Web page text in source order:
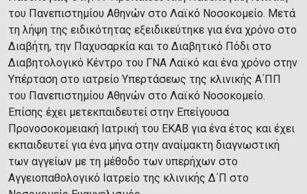
του Πανεπιστημίου Αθηνών στο Λαϊκό Νοσοκομείο. Μετά
τη λήψη της ειδικότητας εξειδικεύτηκε για ένα χρόνο στο
Διαβήτη, την Παχυσαρκία και το Διαβητικό Πόδι στο
Διαβητολογικό Κέντρο του ΓΝΑ Λαϊκό και ένα χρόνο στην
Υπέρταση στο ιατρείο Υπερτάσεως της κλινικής Α΄ΠΠ
του Πανεπιστημίου Αθηνών στο Λαϊκό Νοσοκομείο.
Επίσης έχει μετεκπαιδευτεί στην Επείγουσα
Προνοσοκομειακή Ιατρική του ΕΚΑΒ για ένα έτος και έχει
εκπαιδευτεί για ένα μήνα στην αναίμακτη διαγνωστική
των αγγείων με τη μέθοδο των υπερήχων στο
Αγγειοπαθολογικό Ιατρείο της κλινικής Δ΄Π στο